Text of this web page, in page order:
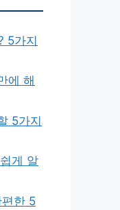
5가지
에 해
5가지
게 알
한 5